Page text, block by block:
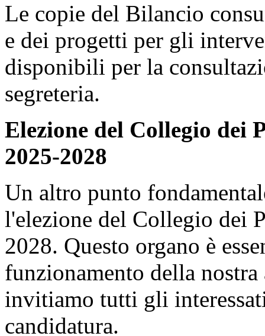
Le copie del Bilancio
e dei progetti per gli
disponibili per la
segreteria.
Elezione del Collegio
2025-2028
Un altro punto
l'elezione del Collegio dei
2028. Questo organo è
funzionamento della nostra
invitiamo tutti gli
candidatura.